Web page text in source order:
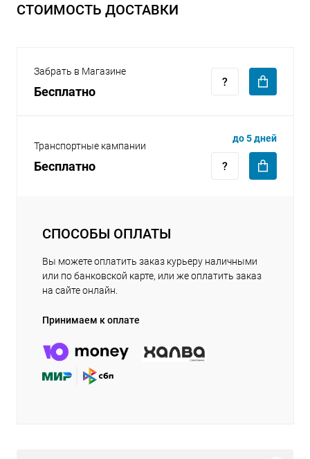
СТОИМОСТЬ ДОСТАВКИ
Забрать в Магазине
Бесплатно
Транспортные кампании
Бесплатно
до 5 дней
СПОСОБЫ ОПЛАТЫ
Вы можете оплатить заказ курьеру наличными
или по банковской карте, или же оплатить заказ
на сайте онлайн.
Принимаем к оплате
раз в 2 недели